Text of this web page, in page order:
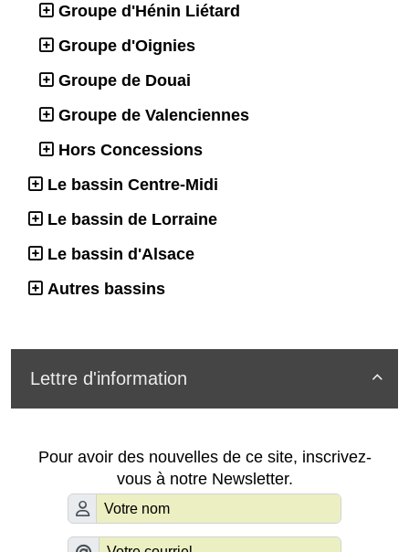
Groupe d'Hénin Liétard
Groupe d'Oignies
Groupe de Douai
Groupe de Valenciennes
Hors Concessions
Le bassin Centre-Midi
Le bassin de Lorraine
Le bassin d'Alsace
Autres bassins

Lettre d'information
Pour avoir des nouvelles de ce site, inscrivez-
vous à notre Newsletter.